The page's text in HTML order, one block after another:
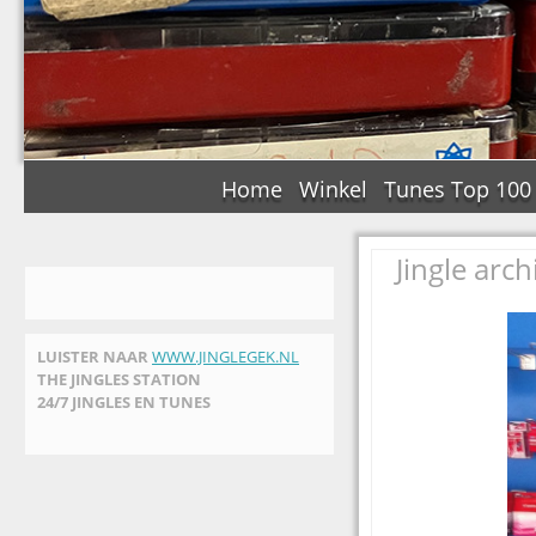
Home Winkel Tunes Top 100
LUISTER NAAR WWW.JINGLEGEK.NL
THE JINGLES STATION
24/7 JINGLES EN TUNES
Jingle